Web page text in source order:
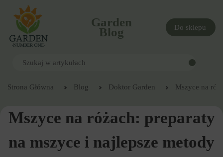
Garden
Blog Do sklepu
Strona Główna Blog Doktor Garden Mszyce na
Mszyce na różach: preparaty
na mszyce i najlepsze metody